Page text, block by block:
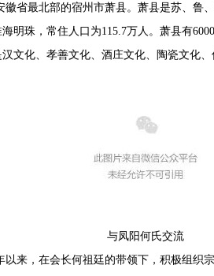
徽省最北部的宿州市萧县。萧县是苏、鲁
明珠，常住人口为115.7万人。萧县有
文化、孝善文化、酒庄文化、陶瓷文化
与凤阳何氏交流
以来，在会长何祖廷的带领下，积极组织